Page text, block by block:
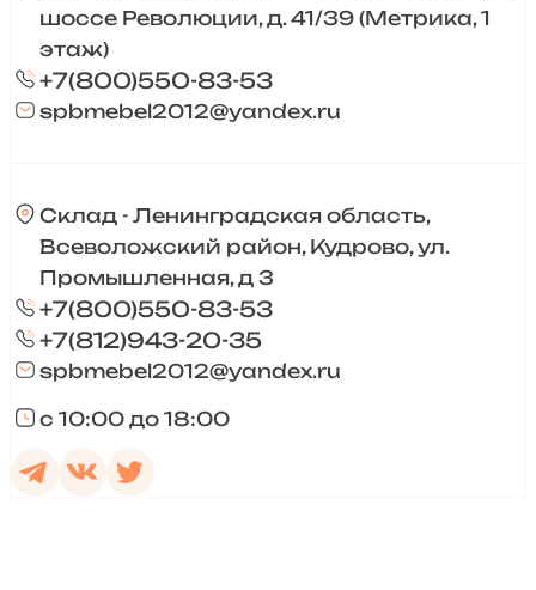
шоссе Революции, д. 41/39 (Метрика, 1
этаж)
+7(800)550-83-53
spbmebel2012@yandex.ru
Склад - Ленинградская область,
Всеволожский район, Кудрово, ул.
Промышленная, д 3
+7(800)550-83-53
+7(812)943-20-35
spbmebel2012@yandex.ru
с 10:00 до 18:00